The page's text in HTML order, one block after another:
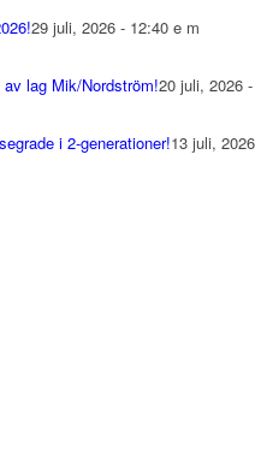
29 juli, 2026 - 12:40 e m
lag Mik/Nordström!20 juli, 2026
i 2-generationer!13 juli,